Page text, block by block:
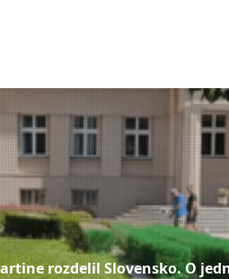
rozdelil Slovensko. O